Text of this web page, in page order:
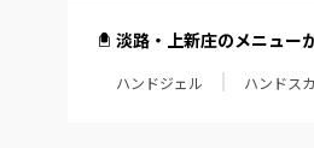
淡路・上新庄のメニュー
ハンドジェル ハンドス